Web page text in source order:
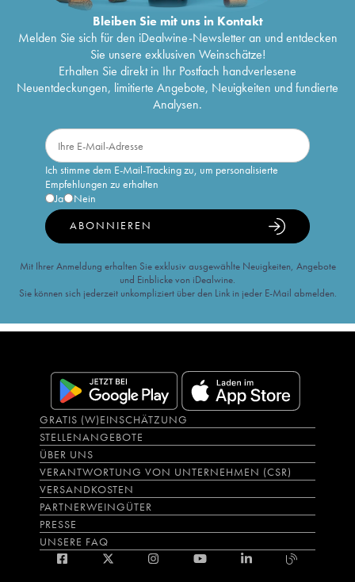
Bleiben Sie mit uns in Kontakt
Melden Sie sich für den iDealwine-Newsletter an und entdecken
Sie unsere exklusiven Weinschätze!
Erhalten Sie direkt in Ihr Postfach handverlesene
Neuentdeckungen, limitierte Angebote, Neuigkeiten und fundierte
Analysen.
Ich stimme dem E-Mail-Tracking zu, um personalisierte
Empfehlungen zu erhalten
Ja
Nein
ABONNIEREN
Mit Ihrer Anmeldung erhalten Sie exklusiv ausgewählte Neuigkeiten, Angebote
und Einblicke von iDealwine.
Sie können sich jederzeit unkompliziert über den Link in jeder E-Mail abmelden.
GRATIS (W)EINSCHÄTZUNG
STELLENANGEBOTE
ÜBER UNS
VERANTWORTUNG VON UNTERNEHMEN (CSR)
VERSANDKOSTEN
PARTNERWEINGÜTER
PRESSE
UNSERE FAQ